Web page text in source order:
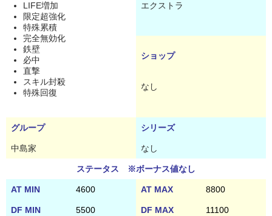
LIFE増加
限定超強化
特殊累積
完全無効化
鉄壁
必中
直撃
スキル封殺
特殊回復
エクストラ
ショップ
なし
グループ シリーズ
中島家 なし
ステータス ※ボーナス値なし
AT MIN 4600 AT MAX 8800
DF MIN 5500 DF MAX 11100